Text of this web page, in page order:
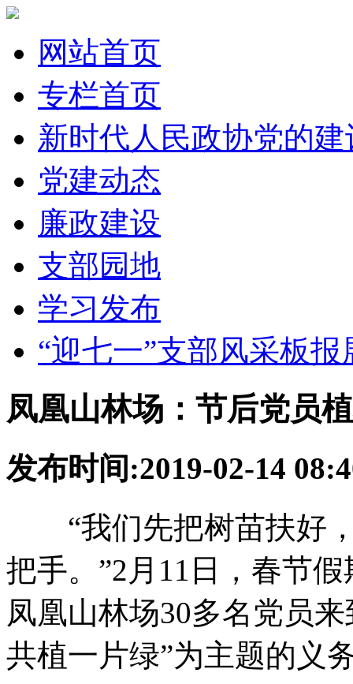
网站首页
专栏首页
新时代人民政协党的
党建动态
廉政建设
支部园地
学习发布
“迎七一”支部风采板报
凤凰山林场：节后党员
发布时间:2019-02-14
“我们先把树苗扶好，
把手。”2月11日，春节
凤凰山林场30多名党员
共植一片绿”为主题的义